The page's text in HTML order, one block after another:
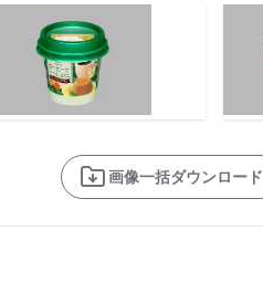
画像一括ダウンロード